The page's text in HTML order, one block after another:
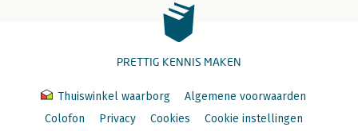
PRETTIG KENNIS MAKEN
Thuiswinkel waarborg
Algemene voorwaarden
Colofon
Privacy Cookies Cookie instellingen